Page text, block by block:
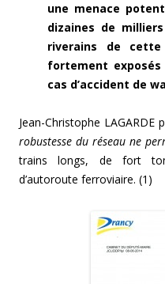
une menace
dizaines de
riverains de
fortement exposés
cas d’accident de
Jean-Christophe LAGARDE
robustesse du réseau ne
trains longs, de fort
d’autoroute ferroviaire. (1)